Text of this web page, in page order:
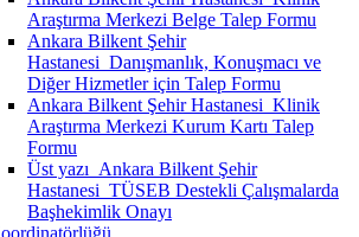
Araştırma Merkezi Belge Talep Formu
Ankara Bilkent Şehir
Hastanesi_Danışmanlık, Konuşmacı ve
Diğer Hizmetler için Talep Formu
Ankara Bilkent Şehir Hastanesi_Klinik
Araştırma Merkezi Kurum Kartı Talep
Formu
Üst yazı_Ankara Bilkent Şehir
Hastanesi_TÜSEB Destekli Çalışmalarda
Başhekimlik Onayı